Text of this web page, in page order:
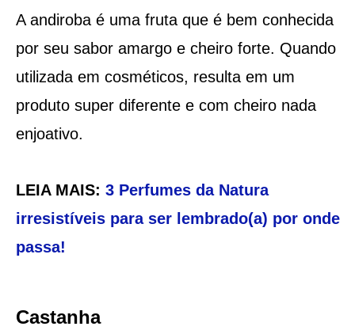
A andiroba é uma fruta que é bem conhecida
por seu sabor amargo e cheiro forte. Quando
utilizada em cosméticos, resulta em um
produto super diferente e com cheiro nada
enjoativo.
LEIA MAIS: 3 Perfumes da Natura
irresistíveis para ser lembrado(a) por onde
passa!
Castanha